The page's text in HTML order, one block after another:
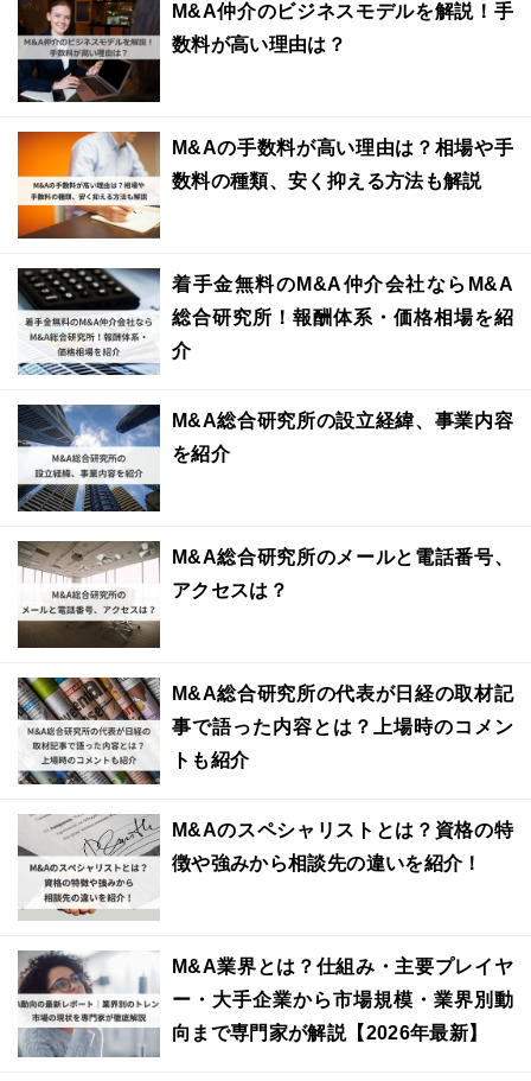
M&A仲介のビジネスモデルを解説！手
数料が高い理由は？
M&Aの手数料が高い理由は？相場や手
数料の種類、安く抑える方法も解説
着手金無料のM&A仲介会社ならM&A
総合研究所！報酬体系・価格相場を紹
介
M&A総合研究所の設立経緯、事業内容
を紹介
M&A総合研究所のメールと電話番号、
アクセスは？
M&A総合研究所の代表が日経の取材記
事で語った内容とは？上場時のコメン
トも紹介
M&Aのスペシャリストとは？資格の特
徴や強みから相談先の違いを紹介！
M&A業界とは？仕組み・主要プレイヤ
ー・大手企業から市場規模・業界別動
向まで専門家が解説【2026年最新】